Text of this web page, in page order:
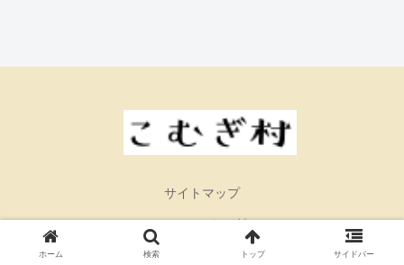
サイトマップ
© 2026 こむぎ村.
ホーム 検索 トップ サイドバー